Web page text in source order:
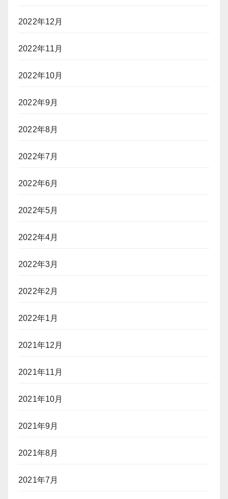
2022年12月
2022年11月
2022年10月
2022年9月
2022年8月
2022年7月
2022年6月
2022年5月
2022年4月
2022年3月
2022年2月
2022年1月
2021年12月
2021年11月
2021年10月
2021年9月
2021年8月
2021年7月